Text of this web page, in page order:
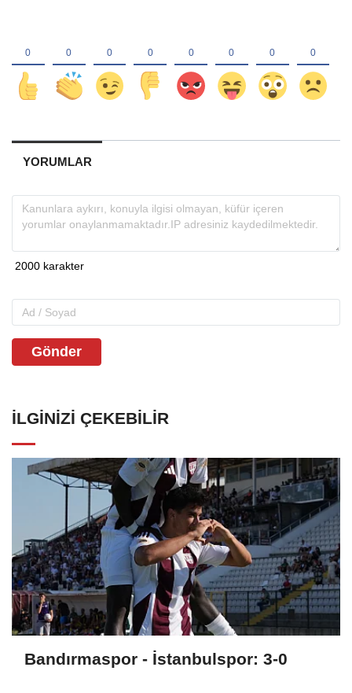
YORUMLAR
Gönder
İLGINIZI ÇEKEBILIR
Bandırmaspor - İstanbulspor: 3-0